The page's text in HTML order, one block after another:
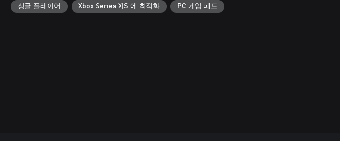
싱글 플레이어 Xbox Series X|S 에 최적화 PC 게임 패드